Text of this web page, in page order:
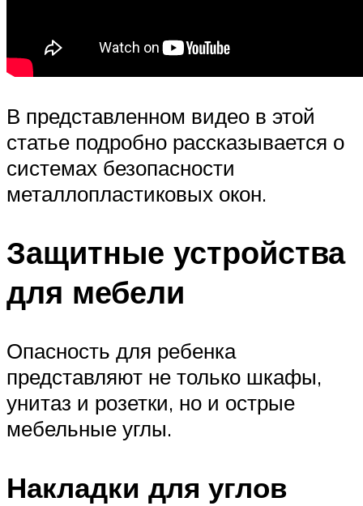
В представленном видео в этой
статье подробно рассказывается о
системах безопасности
металлопластиковых окон.
Защитные устройства
для мебели
Опасность для ребенка
представляют не только шкафы,
унитаз и розетки, но и острые
мебельные углы.
Накладки для углов